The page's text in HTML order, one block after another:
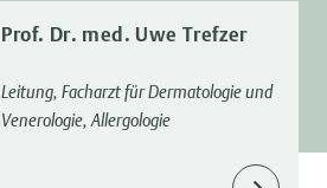
Prof. Dr. med. Uwe Trefzer
Leitung, Facharzt für Dermatologie und
Venerologie, Allergologie